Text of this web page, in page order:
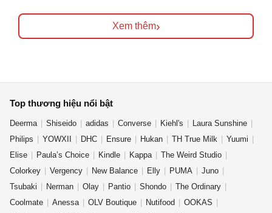
Xem thêm›
Top thương hiệu nổi bật
Deerma Shiseido adidas Converse Kiehl's
Laura Sunshine
Philips
YOWXII DHC Ensure Hukan TH True Milk
Yuumi
Elise
Paula’s Choice Kindle Kappa
The Weird Studio
Colorkey
Vergency New Balance Elly PUMA
Juno
Tsubaki
Nerman Olay Pantio Shondo
The Ordinary
Coolmate
Anessa OLV Boutique Nutifood
OOKAS